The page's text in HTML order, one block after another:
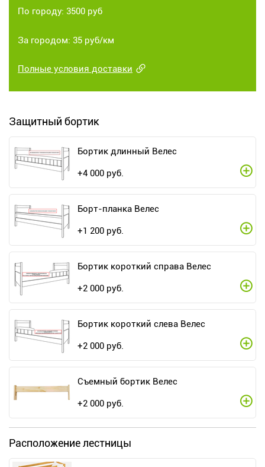
По городу: 3500 руб
За городом: 35 руб/км
Полные условия доставки
Защитный бортик
Бортик длинный Велес
+4 000 руб.
Борт-планка Велес
+1 200 руб.
Бортик короткий справа Велес
+2 000 руб.
Бортик короткий слева Велес
+2 000 руб.
Съемный бортик Велес
+2 000 руб.
Расположение лестницы